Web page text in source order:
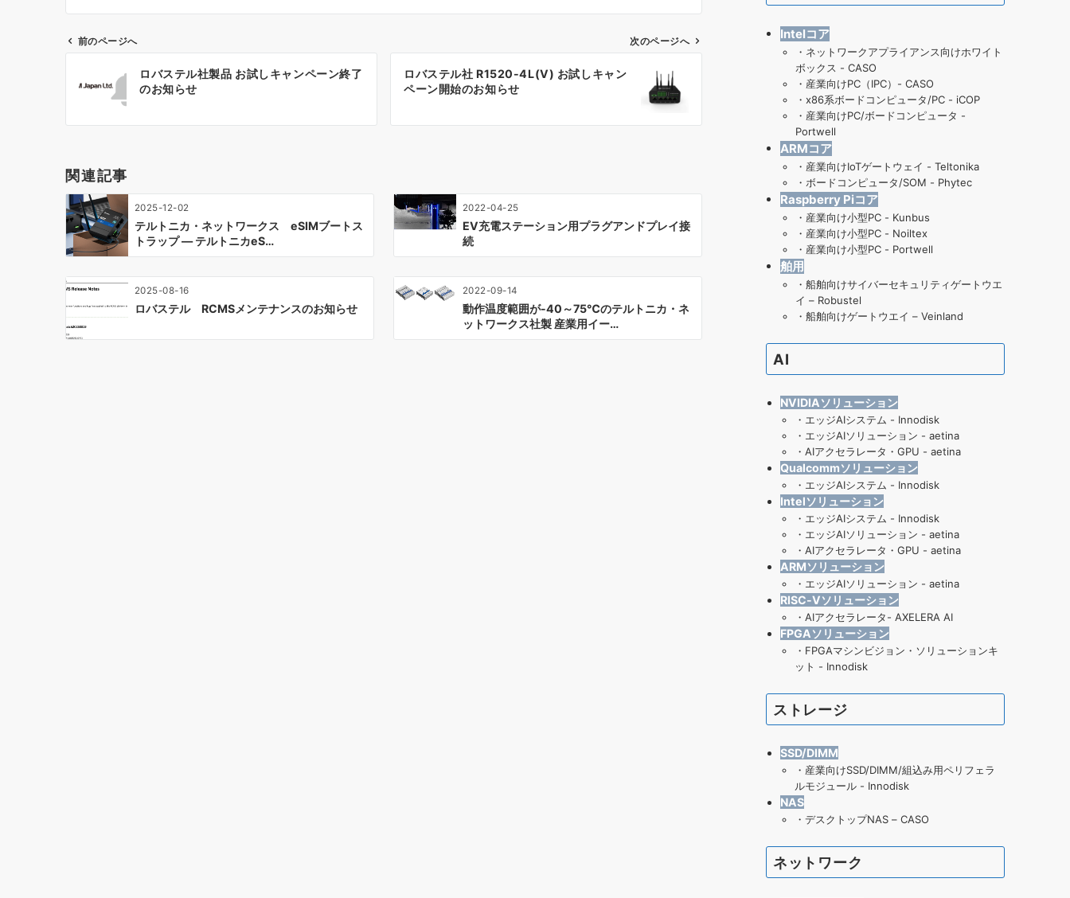
シ
ョ
ン
前のページへ
ロバステル社製品 お試しキャンペーン終了
のお知らせ
次のページへ
ロバステル社 R1520-4L(V) お試しキャン
ペーン開始のお知らせ
関連記事
2025-12-02
テルトニカ・ネットワークス eSIMブートス
トラップ ― テルトニカeS…
2022-04-25
EV充電ステーション用プラグアンドプレイ接
続
2025-08-16
ロバステル RCMSメンテナンスのお知らせ
2022-09-14
動作温度範囲が-40～75℃のテルトニカ・ネ
ットワークス社製 産業用イー…
Intelコア
・ ネットワークアプライアンス向けホワイト
ボックス - CASO
・ 産業向けPC（IPC）- CASO
・ x86系ボードコンピュータ/PC - iCOP
・ 産業向けPC/ボードコンピュータ -
Portwell
ARMコア
・ 産業向けIoTゲートウェイ - Teltonika
・ ボードコンピュータ/SOM - Phytec
Raspberry Piコア
・ 産業向け小型PC - Kunbus
・ 産業向け小型PC - Noiltex
・ 産業向け小型PC - Portwell
舶用
・ 船舶向けサイバーセキュリティゲートウエ
イ – Robustel
・ 船舶向けゲートウエイ – Veinland
AI
NVIDIAソリューション
・ エッジAIシステム - Innodisk
・ エッジAIソリューション - aetina
・ AIアクセラレータ・GPU - aetina
Qualcommソリューション
・ エッジAIシステム - Innodisk
Intelソリューション
・ エッジAIシステム - Innodisk
・ エッジAIソリューション - aetina
・ AIアクセラレータ・GPU - aetina
ARMソリューション
・ エッジAIソリューション - aetina
RISC-Vソリューション
・ AIアクセラレータ- AXELERA AI
FPGAソリューション
・ FPGAマシンビジョン・ソリューションキ
ット - Innodisk
ストレージ
SSD/DIMM
・ 産業向けSSD/DIMM/組込み用ペリフェラ
ルモジュール - Innodisk
NAS
・ デスクトップNAS – CASO
ネットワーク